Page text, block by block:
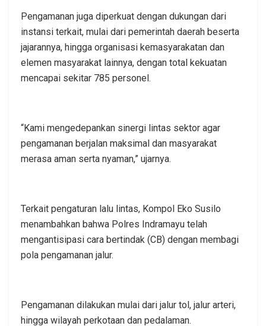
Pengamanan juga diperkuat dengan dukungan dari
instansi terkait, mulai dari pemerintah daerah beserta
jajarannya, hingga organisasi kemasyarakatan dan
elemen masyarakat lainnya, dengan total kekuatan
mencapai sekitar 785 personel.
“Kami mengedepankan sinergi lintas sektor agar
pengamanan berjalan maksimal dan masyarakat
merasa aman serta nyaman,” ujarnya.
Terkait pengaturan lalu lintas, Kompol Eko Susilo
menambahkan bahwa Polres Indramayu telah
mengantisipasi cara bertindak (CB) dengan membagi
pola pengamanan jalur.
Pengamanan dilakukan mulai dari jalur tol, jalur arteri,
hingga wilayah perkotaan dan pedalaman.